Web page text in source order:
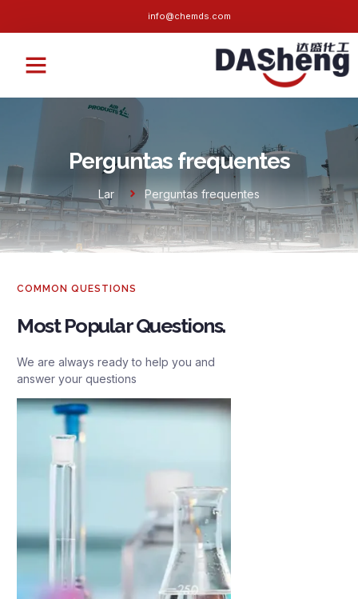
info@chemds.com
Perguntas frequentes
Lar Perguntas frequentes
COMMON QUESTIONS
Most Popular Questions.
We are always ready to help you and
answer your questions